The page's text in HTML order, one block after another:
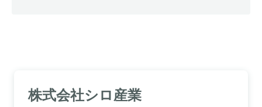
株式会社シロ産業